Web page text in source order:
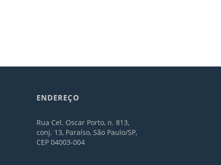
ENDEREÇO
Rua Cel. Oscar Porto, n. 813,
conj. 13, Paraíso, São Paulo/SP,
CEP 04003-004